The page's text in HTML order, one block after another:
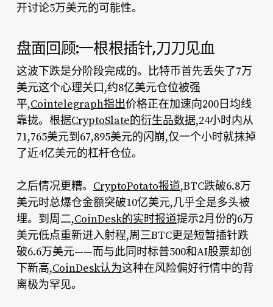
开讨论5万美元的可能性。
盘面回顾:一根根插针,刀刀见血
这波下跌是分阶段完成的。比特币首先丢失了7万
美元这个心理关口,约8亿美元仓位被强
平,Cointelegraph指出价格正在加速向200日均线
靠拢。根据CryptoSlate的衍生品数据,24小时内从
71,765美元到67,895美元的闪崩,仅一个小时就抹掉
了近4亿美元的杠杆仓位。
之后情况更糟。 CryptoPotato报道,BTC跌破6.8万
美元时总爆仓金额突破10亿美元,几乎全是多头被
埋。到周二,CoinDesk的实时报道提示2月份的6万
美元低点重新进入射程,周三BTC更是短暂插针跌
破6.6万美元——而与此同时标普500和AI股票却创
下新高,CoinDesk认为这种在风险偏好行情中的背
离极为罕见。